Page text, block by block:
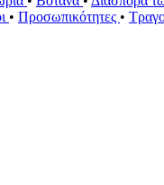
• Προσωπικότητες •